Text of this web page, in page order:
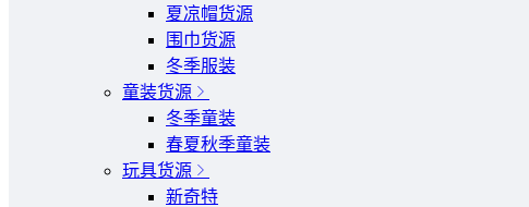
夏凉帽货源
围巾货源
冬季服装
童装货源
冬季童装
春夏秋季童装
玩具货源
新奇特